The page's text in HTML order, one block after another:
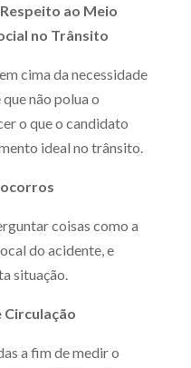
ao Meio
no Trânsito
cima da necessidade
não polua o
o que o candidato
ideal no trânsito.
coisas como a
do acidente, e
situação.
Circulação
a fim de medir o